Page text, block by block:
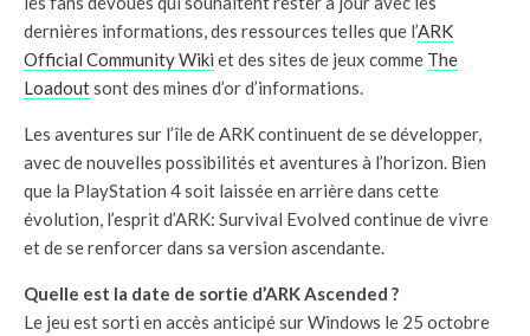
dernières informations, des ressources telles que l’ARK
Official Community Wiki et des sites de jeux comme The
Loadoutsont des mines d’or d’informations.
Les aventures sur l’île de ARK continuent de se développer,
avec de nouvelles possibilités et aventures à l’horizon. Bien
que la PlayStation 4 soit laissée en arrière dans cette
évolution, l’esprit d’ARK: Survival Evolved continue de vivre
et de se renforcer dans sa version ascendante.
Quelle est la date de sortie d’ARK Ascended ?
Le jeu est sorti en accès anticipé sur Windows le 25 octobre